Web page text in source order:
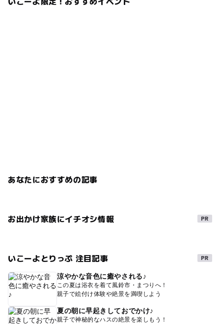
あなたにおすすめの記事
お出かけ家族にイチオシ情報
いこーよとりっぷ 注目記事
涼やかな音色に癒やされる♪
この夏は浴衣を着て風鈴市・まつりへ！
親子で絵付け体験や絶景を満喫しよう
夏の朝に早起きしておでかけ♪
親子で神秘的なハスの絶景を楽しもう！